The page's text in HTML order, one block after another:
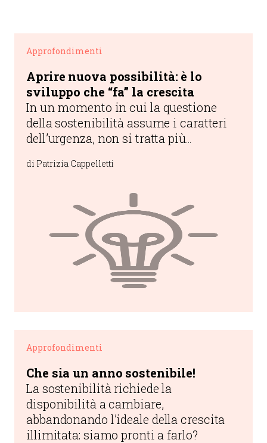
Approfondimenti
Aprire nuova possibilità: è lo
sviluppo che “fa” la crescita
In un momento in cui la questione
della sostenibilità assume i caratteri
dell’urgenza, non si tratta più
opportunità, quanto di aprirne di
di Patrizia Cappelletti
Approfondimenti
Che sia un anno sostenibile!
La sostenibilità richiede la
disponibilità a cambiare,
abbandonando l’ideale della crescita
illimitata: siamo pronti a farlo?